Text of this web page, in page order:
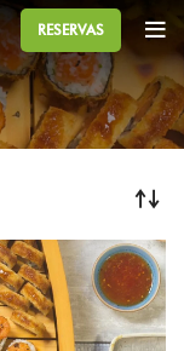
RESERVAS